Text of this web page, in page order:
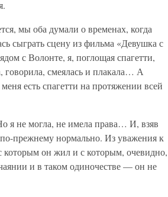
мы оба думали о временах, когда
сыграть сцену из фильма «Девушка с
с Волонте, я, поглощая спагетти,
говорила, смеялась и плакала… А
есть спагетти на протяжении всей
я не могла, не имела права… И, взяв
прежнему нормально. Из уважения к
которым он жил и с которым, очевидно,
и в таком одиночестве — он не